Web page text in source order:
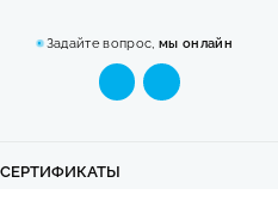
Задайте вопрос,мы онлайн
СЕРТИФИКАТЫ